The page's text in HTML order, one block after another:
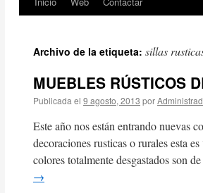
contenido
Archivo de la etiqueta: sillas
MUEBLES RÚSTICOS
Publicada el 9 agosto, 2013 por
Este año nos están entrando nuevas
decoraciones rusticas o rurales esta
colores totalmente desgastados son
→